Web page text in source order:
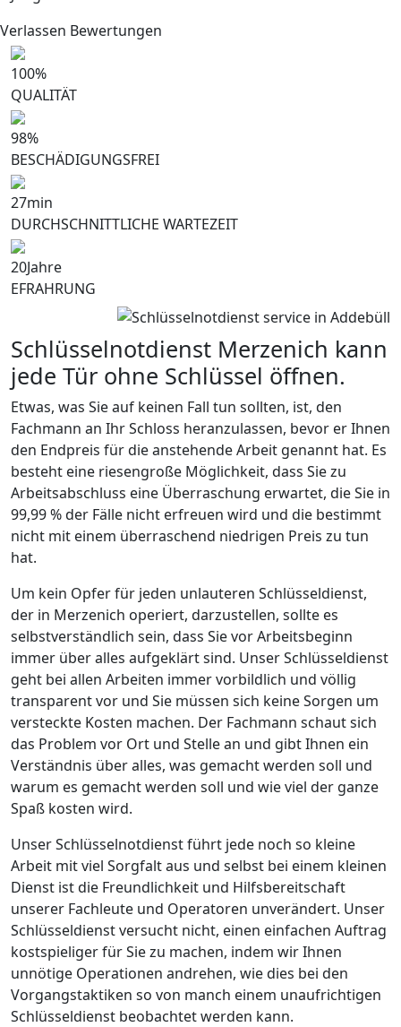
Verlassen Bewertungen
100%
QUALITÄT
98%
BESCHÄDIGUNGSFREI
27min
DURCHSCHNITTLICHE WARTEZEIT
20Jahre
EFRAHRUNG
Schlüsselnotdienst Merzenich kann
jede Tür ohne Schlüssel öffnen.
Etwas, was Sie auf keinen Fall tun sollten, ist, den
Fachmann an Ihr Schloss heranzulassen, bevor er Ihnen
den Endpreis für die anstehende Arbeit genannt hat. Es
besteht eine riesengroße Möglichkeit, dass Sie zu
Arbeitsabschluss eine Überraschung erwartet, die Sie in
99,99 % der Fälle nicht erfreuen wird und die bestimmt
nicht mit einem überraschend niedrigen Preis zu tun
hat.
Um kein Opfer für jeden unlauteren Schlüsseldienst,
der in Merzenich operiert, darzustellen, sollte es
selbstverständlich sein, dass Sie vor Arbeitsbeginn
immer über alles aufgeklärt sind. Unser Schlüsseldienst
geht bei allen Arbeiten immer vorbildlich und völlig
transparent vor und Sie müssen sich keine Sorgen um
versteckte Kosten machen. Der Fachmann schaut sich
das Problem vor Ort und Stelle an und gibt Ihnen ein
Verständnis über alles, was gemacht werden soll und
warum es gemacht werden soll und wie viel der ganze
Spaß kosten wird.
Unser Schlüsselnotdienst führt jede noch so kleine
Arbeit mit viel Sorgfalt aus und selbst bei einem kleinen
Dienst ist die Freundlichkeit und Hilfsbereitschaft
unserer Fachleute und Operatoren unverändert. Unser
Schlüsseldienst versucht nicht, einen einfachen Auftrag
kostspieliger für Sie zu machen, indem wir Ihnen
unnötige Operationen andrehen, wie dies bei den
Vorgangstaktiken so von manch einem unaufrichtigen
Schlüsseldienst beobachtet werden kann.